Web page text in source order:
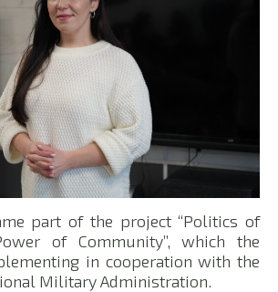
part of the project “Politics of
of Community”, which the
in cooperation with the
Military Administration.